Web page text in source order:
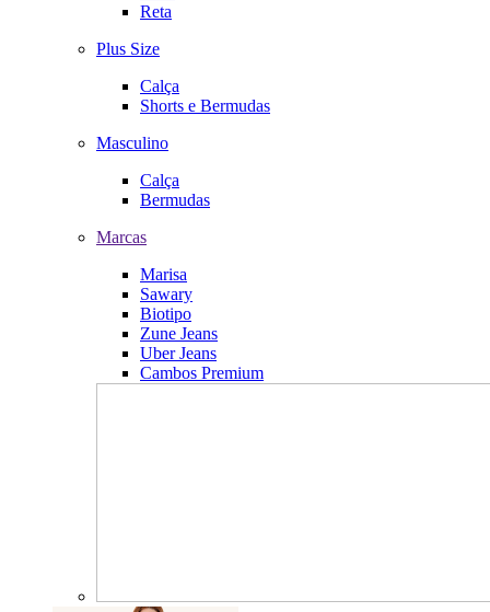
Reta
Plus Size
Calça
Shorts e Bermudas
Masculino
Calça
Bermudas
Marcas
Marisa
Sawary
Biotipo
Zune Jeans
Uber Jeans
Cambos Premium